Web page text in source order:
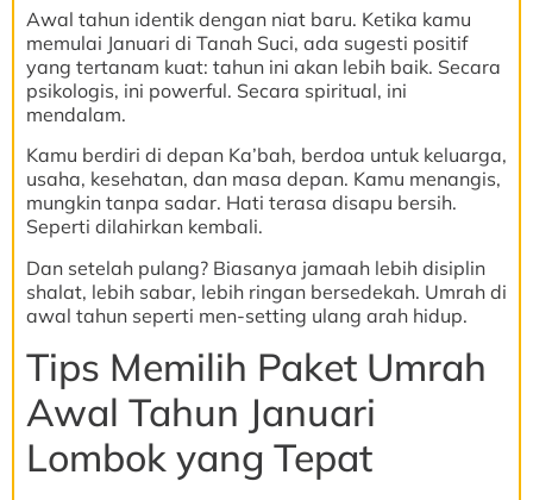
Awal tahun identik dengan niat baru. Ketika kamu
memulai Januari di Tanah Suci, ada sugesti positif
yang tertanam kuat: tahun ini akan lebih baik. Secara
psikologis, ini powerful. Secara spiritual, ini
mendalam.
Kamu berdiri di depan Ka’bah, berdoa untuk keluarga,
usaha, kesehatan, dan masa depan. Kamu menangis,
mungkin tanpa sadar. Hati terasa disapu bersih.
Seperti dilahirkan kembali.
Dan setelah pulang? Biasanya jamaah lebih disiplin
shalat, lebih sabar, lebih ringan bersedekah. Umrah di
awal tahun seperti men-setting ulang arah hidup.
Tips Memilih Paket Umrah
Awal Tahun Januari
Lombok yang Tepat